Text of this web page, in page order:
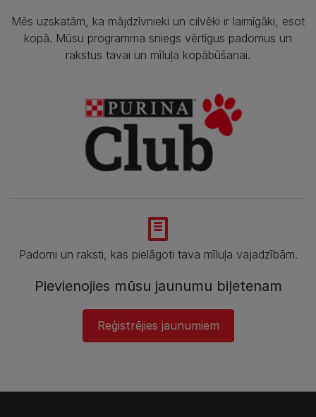
Mēs uzskatām, ka mājdzīvnieki un cilvēki ir laimīgāki, esot
kopā. Mūsu programma sniegs vērtīgus padomus un
rakstus tavai un mīluļa kopābūšanai.
Padomi un raksti, kas pielāgoti tava mīluļa vajadzībām.
Pievienojies mūsu jaunumu biļetenam
Reģistrējies jaunumiem